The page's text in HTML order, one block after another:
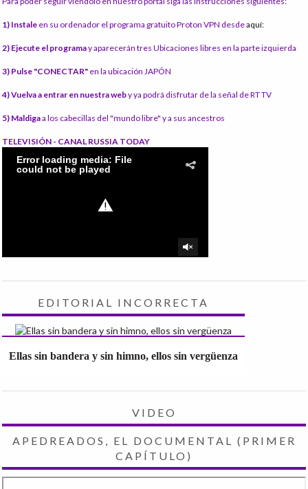
1) Instale en su ordenador el programa gratuito Proton VPN desdeaquí:
2) Ejecute el programay aparecerán tres Ubicaciones libres en la parte izquierda
3) Pulse "CONECTAR" en la ubicación JAPÓN
4) Vuelva a entrar en nuestra weby ya podrá disfrutar de la señal de RT TV
5) Maldigaa los cabecillas del "mundo libre" y a sus ancestros
TELEVISIÓN - CANAL RUSSIA TODAY
EDITORIAL INCORRECTA
Ellas sin bandera y sin himno, ellos sin vergüenza
VIDEO
APEDREADOS, EL DOCUMENTAL (PRIMER
CAPÍTULO)